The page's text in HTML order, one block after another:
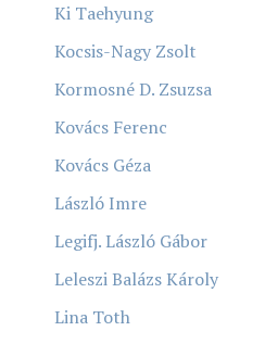
Ki Taehyung
Kocsis-Nagy Zsolt
Kormosné D. Zsuzsa
Kovács Ferenc
Kovács Géza
László Imre
Legifj. László Gábor
Leleszi Balázs Károly
Lina Toth